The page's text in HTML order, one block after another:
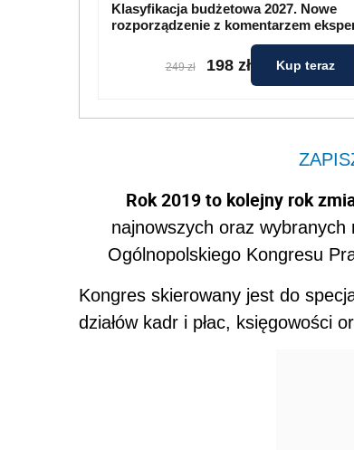
Klasyfikacja budżetowa 2027. Nowe
rozporządzenie z komentarzem
249 zł 198 zł Kup teraz
Rok 2019 to kolejny rok
najnowszych oraz
Ogólnopolskiego Kongresu
Kongres skierowany jest do
działów kadr i płac, księgowości